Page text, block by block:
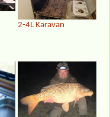
2-4L Karavan